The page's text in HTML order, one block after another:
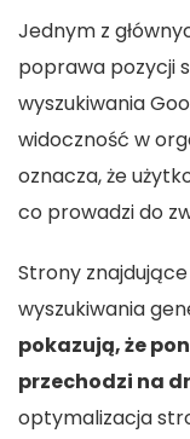
Jednym z
poprawa pozycji
wyszukiwania
widoczność w
oznacza, że
co prowadzi do
Strony
wyszukiwania
pokazują, że
przechodzi na
optymalizacja